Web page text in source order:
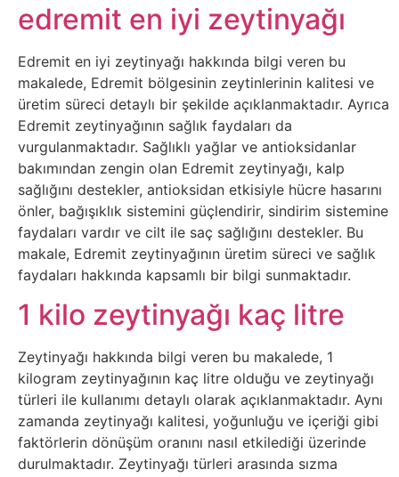
Komedi
Kültür
Sanat
Metaverse
Mobil
Müzik
Nft
Oyun
Projeler
ve
Fikirler
edremit en iyi zeytinyağı
Edremit en iyi zeytinyağı hakkında bilgi veren bu
makalede, Edremit bölgesinin zeytinlerinin kalitesi ve
üretim süreci detaylı bir şekilde açıklanmaktadır. Ayrıca
Edremit zeytinyağının sağlık faydaları da
vurgulanmaktadır. Sağlıklı yağlar ve antioksidanlar
bakımından zengin olan Edremit zeytinyağı, kalp
sağlığını destekler, antioksidan etkisiyle hücre hasarını
önler, bağışıklık sistemini güçlendirir, sindirim sistemine
faydaları vardır ve cilt ile saç sağlığını destekler. Bu
makale, Edremit zeytinyağının üretim süreci ve sağlık
faydaları hakkında kapsamlı bir bilgi sunmaktadır.
1 kilo zeytinyağı kaç litre
Zeytinyağı hakkında bilgi veren bu makalede, 1
kilogram zeytinyağının kaç litre olduğu ve zeytinyağı
türleri ile kullanımı detaylı olarak açıklanmaktadır. Aynı
zamanda zeytinyağı kalitesi, yoğunluğu ve içeriği gibi
faktörlerin dönüşüm oranını nasıl etkilediği üzerinde
durulmaktadır. Zeytinyağı türleri arasında sızma